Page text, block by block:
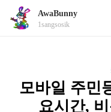
AwaBunny
1sangsosik
모바일 주민
요시간,